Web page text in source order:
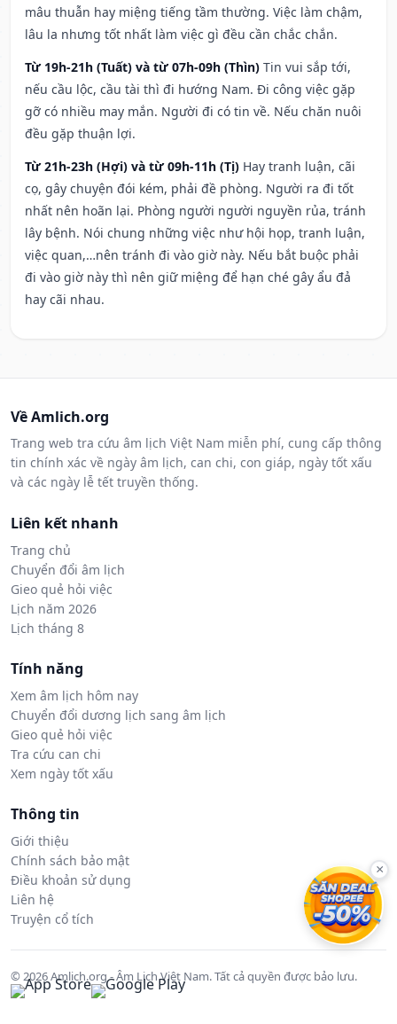
mâu thuẫn hay miệng tiếng tầm thường. Việc làm chậm,
lâu la nhưng tốt nhất làm việc gì đều cần chắc chắn.
Từ 19h-21h (Tuất) và từ 07h-09h (Thìn) Tin vui sắp tới,
nếu cầu lộc, cầu tài thì đi hướng Nam. Đi công việc gặp
gỡ có nhiều may mắn. Người đi có tin về. Nếu chăn nuôi
đều gặp thuận lợi.
Từ 21h-23h (Hợi) và từ 09h-11h (Tị) Hay tranh luận, cãi
cọ, gây chuyện đói kém, phải đề phòng. Người ra đi tốt
nhất nên hoãn lại. Phòng người người nguyền rủa, tránh
lây bệnh. Nói chung những việc như hội họp, tranh luận,
việc quan,…nên tránh đi vào giờ này. Nếu bắt buộc phải
đi vào giờ này thì nên giữ miệng để hạn ché gây ẩu đả
hay cãi nhau.
Về Amlich.org
Trang web tra cứu âm lịch Việt Nam miễn phí, cung cấp thông
tin chính xác về ngày âm lịch, can chi, con giáp, ngày tốt xấu
và các ngày lễ tết truyền thống.
Liên kết nhanh
Trang chủ
Chuyển đổi âm lịch
Gieo quẻ hỏi việc
Lịch năm 2026
Lịch tháng 8
Tính năng
Xem âm lịch hôm nay
Chuyển đổi dương lịch sang âm lịch
Gieo quẻ hỏi việc
Tra cứu can chi
Xem ngày tốt xấu
Thông tin
Giới thiệu
Chính sách bảo mật
Điều khoản sử dụng
Liên hệ
Truyện cổ tích
© 2026 Amlich.org - Âm Lịch Việt Nam. Tất cả quyền được bảo lưu.
×